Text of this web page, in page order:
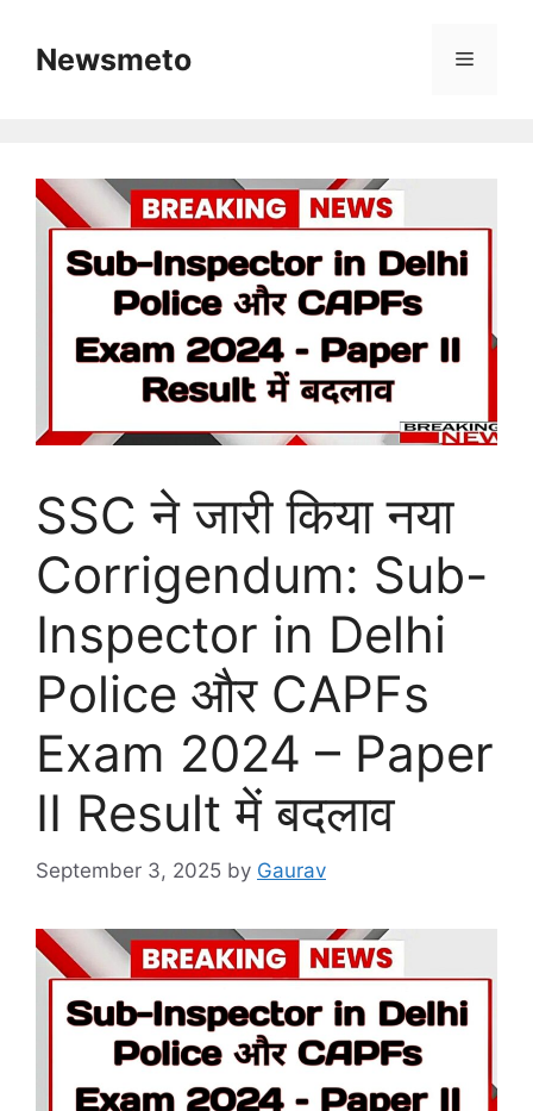
contentNewsmeto Menu
SSC ने जारी किया नया
Corrigendum: Sub-
Inspector in Delhi
Police और CAPFs
Exam 2024 – Paper
II Result में बदलाव
September 3, 2025 by Gaurav